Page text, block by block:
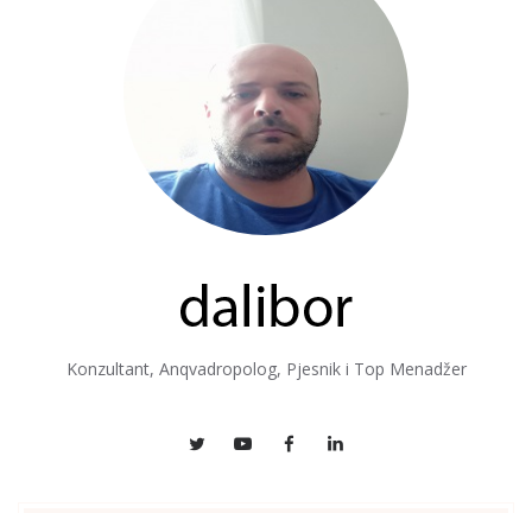
Konzultant, Anqvadropolog, Pjesnik i Top Menadžer